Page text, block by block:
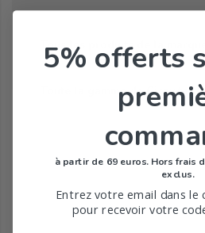
Tous les produits de la marque
Toute la gamme de Cicavit+
5% offerts
à partir de 69 euros. Hors frais
exclus.
Entrez votre email dans le
pour recevoir votre